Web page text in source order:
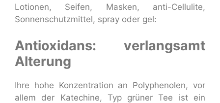
Lotionen, Seifen, Masken, anti-Cellulite,
Sonnenschutzmittel, spray oder gel:
Antioxidans: verlangsamt
Alterung
Ihre hohe Konzentration an Polyphenolen, vor
allem der Katechine, Typ
grüner Tee ist ein